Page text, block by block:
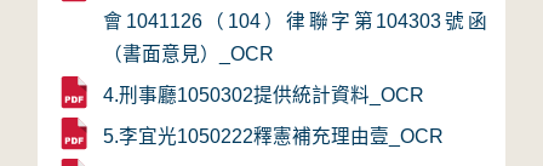
會1041126（104）律聯字第104303號函
（書面意見）_OCR
4.刑事廳1050302提供統計資料_OCR
5.李宜光1050222釋憲補充理由壹_OCR